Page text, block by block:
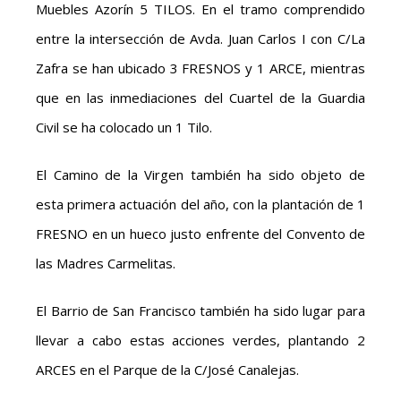
Muebles Azorín 5 TILOS. En el tramo comprendido
entre la intersección de Avda. Juan Carlos I con C/La
Zafra se han ubicado 3 FRESNOS y 1 ARCE, mientras
que en las inmediaciones del Cuartel de la Guardia
Civil se ha colocado un 1 Tilo.
El Camino de la Virgen también ha sido objeto de
esta primera actuación del año, con la plantación de 1
FRESNO en un hueco justo enfrente del Convento de
las Madres Carmelitas.
El Barrio de San Francisco también ha sido lugar para
llevar a cabo estas acciones verdes, plantando 2
ARCES en el Parque de la C/José Canalejas.